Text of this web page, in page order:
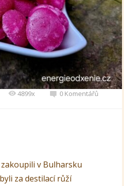
4899x 0 Komentářů
v Bulharsku
za destilací růží